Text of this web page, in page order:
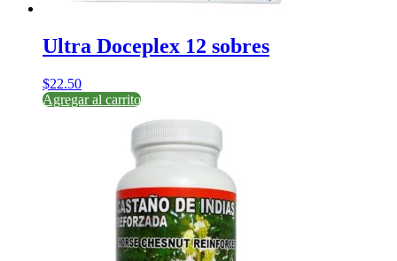
Ultra Doceplex 12 sobres
$22.50
Agregar al carrito